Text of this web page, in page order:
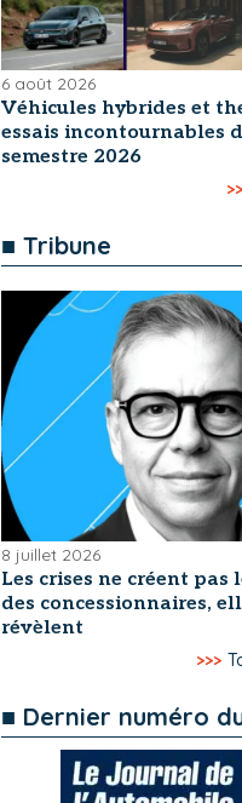
6 août 2026
Véhicules hybrides et
essais incontournables
semestre 2026
■ Tribune
8 juillet 2026
Les crises ne créent pas
des concessionnaires,
révèlent
>>>
■ Dernier numéro